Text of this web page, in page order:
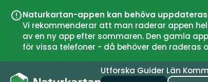
Naturkartan-appen kan behöva
Vi rekommenderar att man raderar appen
av en ny app efter sommaren. Den gamla
för vissa telefoner - då behöver den raderas
Utforska Guider Län